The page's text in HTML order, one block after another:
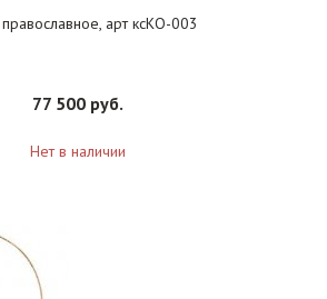
арт ксКО-003
77 500 руб.
Нет в наличии